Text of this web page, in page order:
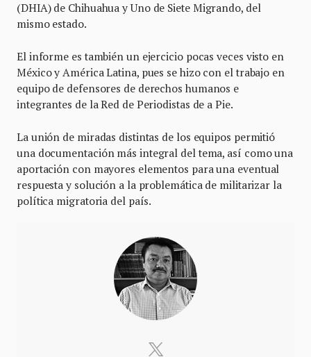
(DHIA) de Chihuahua y Uno de Siete Migrando, del
mismo estado.
El informe es también un ejercicio pocas veces visto en
México y América Latina, pues se hizo con el trabajo en
equipo de defensores de derechos humanos e
integrantes de la Red de Periodistas de a Pie.
La unión de miradas distintas de los equipos permitió
una documentación más integral del tema, así como una
aportación con mayores elementos para una eventual
respuesta y solución a la problemática de militarizar la
política migratoria del país.